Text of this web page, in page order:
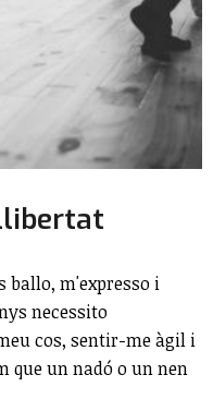
ballo, m'expresso i
necessito
cos, sentir-me àgil i
que un nadó o un nen